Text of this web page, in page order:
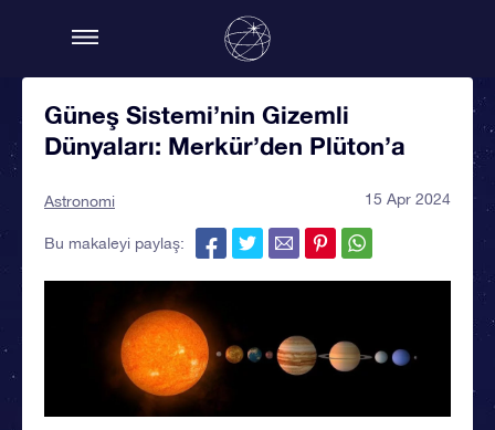
Güneş Sistemi’nin Gizemli
Dünyaları: Merkür’den Plüton’a
Astronomi 15 Apr 2024
Bu makaleyi paylaş: